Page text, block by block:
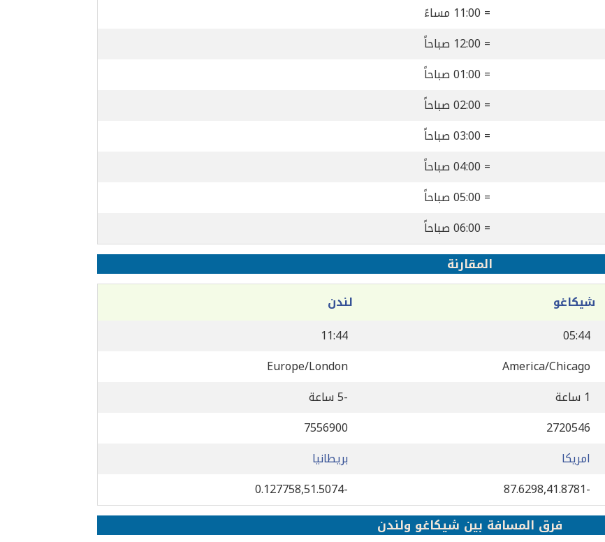
= 11:00 مساءً
= 12:00 صباحاً
= 01:00 صباحاً
= 02:00 صباحاً
= 03:00 صباحاً
= 04:00 صباحاً
= 05:00 صباحاً
= 06:00 صباحاً
المقارنة
شيكاغو
لندن
05:44
11:44
America/Chicago
Europe/London
1 ساعة
-5 ساعة
2720546
7556900
امريكا
بريطانيا
-87.6298,41.8781
-0.127758,51.5074
فرق المسافة بين شيكاغو ولندن